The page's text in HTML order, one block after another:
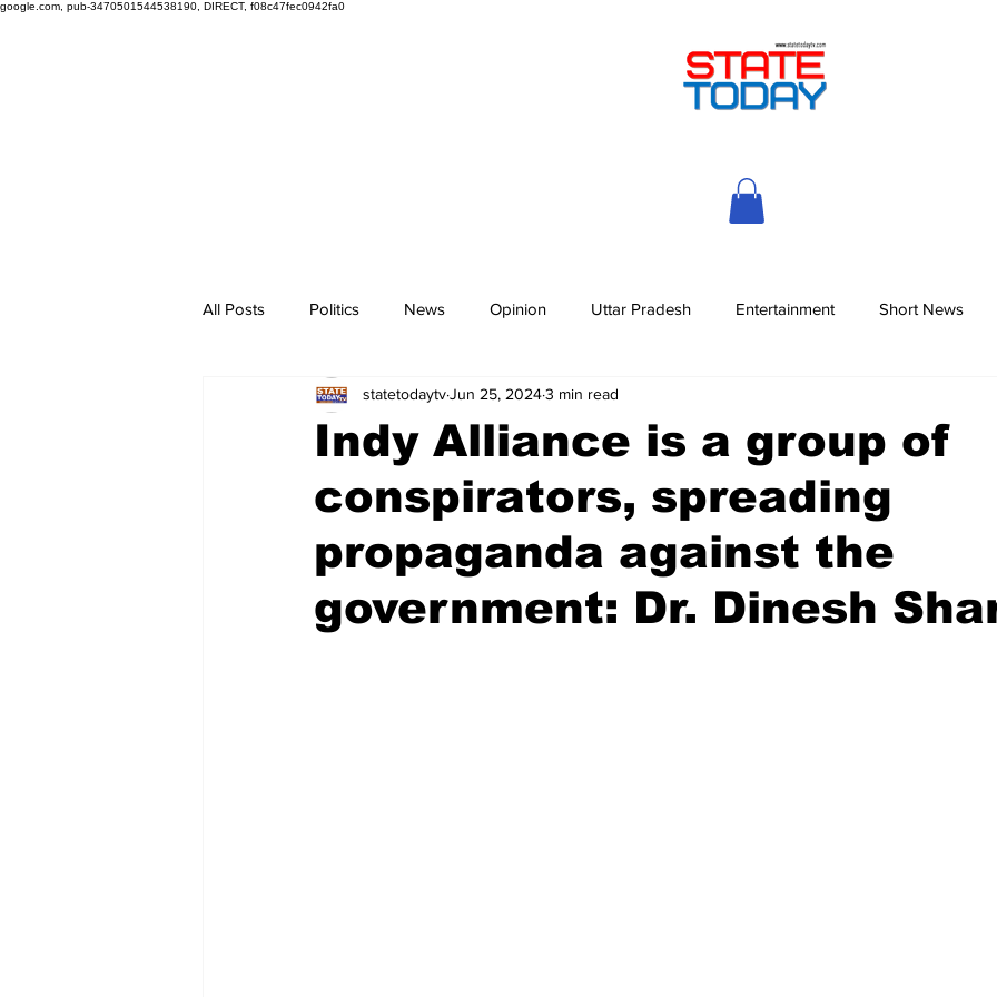
google.com, pub-3470501544538190, DIRECT, f08c47fec0942fa0
All Posts Politics News Opinion Uttar Pradesh Entertainment Short News
Indy Alliance is a group of
conspirators, spreading
propaganda against the
government: Dr. Dinesh
statetodaytvJun 25, 20243 min read